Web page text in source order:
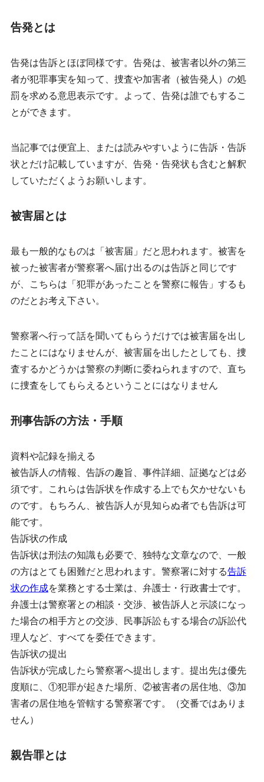
告発とは
告発は告訴とほぼ同様です。告発は、 被害者以外の第三
者が犯罪事実を知って、捜査や加害者（被告発人）の処
罰を求める意思表示です。よって、告発は誰でもするこ
とができます。
当記事では便宜上、または読みやすいように告訴・告訴
状とだけ記載していますが、告発・告発状も含むと解釈
していただくようお願いします。
被害届とは
最も一般的なものは「被害届」だと思われます。被害を
被った被害者が警察署へ届け出るのは告訴と同じです
が、こちらは「犯罪があったことを警察に報告」するも
のだとお考え下さい。
警察署へ行って話を聞いてもらうだけでは被害届を出し
たことにはなりませんが、被害届を出したとしても、捜
査するかどうかは警察の判断に委ねられますので、直ち
に捜査をしてもらえるということにはなりません
刑事告訴の方法・手順
資料や記録を揃える
被告訴人の情報、告訴の趣旨、 事件詳細、証拠などは必
須です。これらは告訴状を作成する上でも欠かせないも
のです。もちろん、被告訴人が見知らぬ者でも告訴は可
能です。
告訴状の作成
告訴状は刑法の知識も必要で、独特な文章なので、一般
の方はとても困難だと思われます。警察署に対する告訴
状の作成を業務とする士業は、弁護士・行政書士です。
弁護士は警察署との相談・交渉、被告訴人と示談になっ
た場合の相手方との交渉、民事訴訟もする場合の訴訟代
理人など、すべてを委任できます。
告訴状の提出
告訴状が完成したら警察署へ提出します。提出先は優先
度順に、①犯罪が起きた場所、②被害者の居住地、③加
害者の居住地を管轄する警察署です。（交番ではありま
せん）
親告罪とは